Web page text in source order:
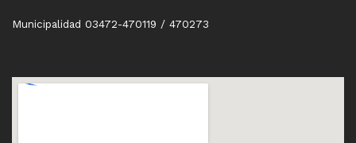
Municipalidad 03472-470119 / 470273